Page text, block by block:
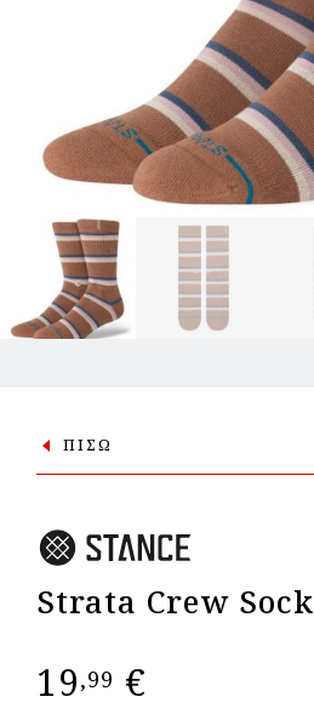
ΠΙΣΩ
Strata Crew Sock
19,99 €